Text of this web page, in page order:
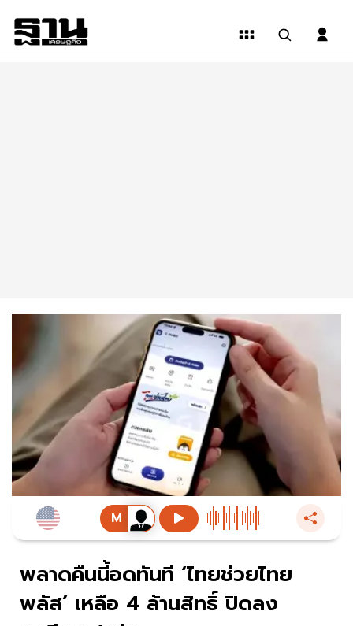
พลาดคืนนี้อดทันที ‘ไทยช่วยไทย
พลัส’ เหลือ 4 ล้านสิทธิ์ ปิดลง